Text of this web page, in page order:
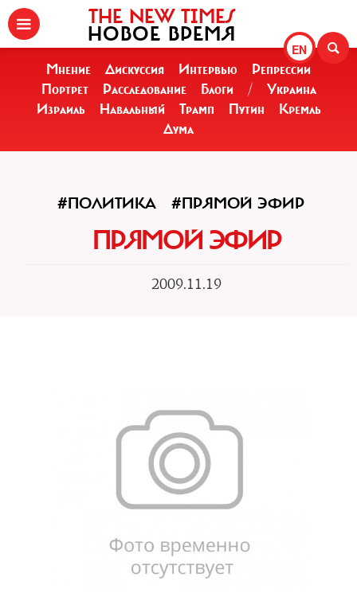
EN
THE NEW TIMES
НОВОЕ ВРЕМЯ
Мнение Дискуссия Интервью
Репрессии
Портрет
Расследование Блоги /
Украина
Израиль
Навальный Трамп Путин
Кремль
Дума
#ПОЛИТИКА #ПРЯМОЙ ЭФИР
ПРЯМОЙ ЭФИР
2009.11.19